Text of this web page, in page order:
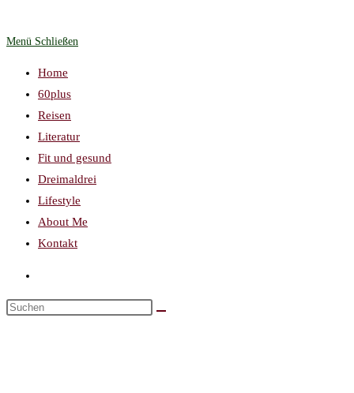
Menü Schließen
Home
60plus
Reisen
Literatur
Fit und gesund
Dreimaldrei
Lifestyle
About Me
Kontakt